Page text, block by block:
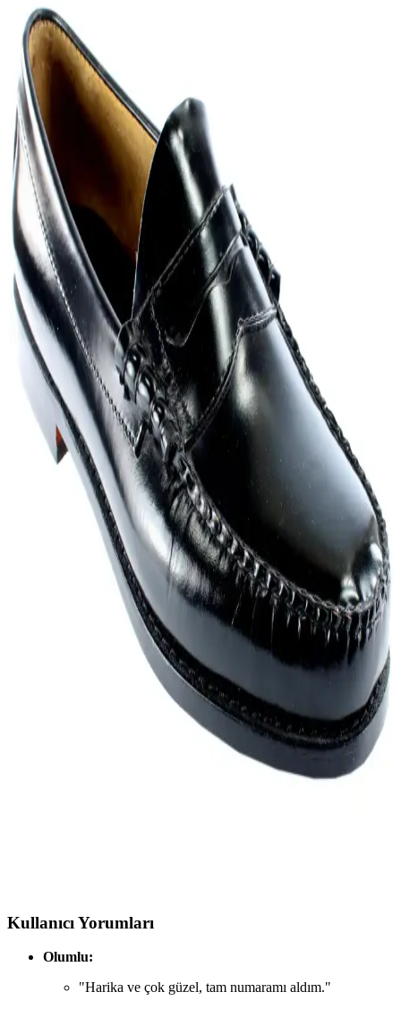
detaylandırılır.
Beyaz Spor Ayakkabılar Dışında Yazlık Erkek
Ayakkabılarında Renk ve Model Alternatifleri
Yazlık erkek ayakkabılarında beyaz spor ayakkabılar dışındaki
lacivert, kahverengi, süet loaferlar, boat shoes, espadriller ve kanvas
sneakerlar konfor ve şıklık sunar. Nefes alabilen malzemeler tercih
edilmelidir.
Koyu Renk Pantolon ve Gömlekle Uyumlu İş
Ortamı Spor Ayakkabı Seçenekleri
Koyu renk pantolon ve gömlekle uyumlu spor ayakkabı seçimi iş
ortamında konfor ve şıklığı bir arada sunar. Beyaz, gri ve koyu
tonlarda sade modeller, New Balance ve Adidas gibi markalar öne
çıkar.
Düz Tabanlılar İçin İlkbahar ve Yaz Aylarında
Rahat ve Destekleyici Ayakkabı Seçenekleri
Düz tabanlılar için ilkbahar ve yaz aylarında konforlu, destekleyici
ve şık ayakkabı seçenekleri; sandalet, loafer ve mary jane
modelleriyle ayak sağlığını korurken stil sunar.
Loafer Ayakkabılar: Modeller, Renk Seçenekleri ve
Stil Uyum Önerileri
Loafer ayakkabılar, erkek modasında rahatlık ve çok yönlülüğü bir
araya getirir. Süet ve mat modeller, bordo ve kahverengi tonlarıyla
farklı kombinlere uyum sağlar. Doğru uyum ve stil için ipuçları
Erkek Ayakkabı Çeşitleri ve Trendler: Günlük,
Resmi ve Spor Modelleri Rehberi
Erkek ayakkabıları, tarzınıza uygun modeller ve güncel trendler ile
günlük, resmi ve spor kullanımlarına göre detaylı seçenekler sunar.
Rugan Loafer Erkek Ayakkabısı: Klasik ve Modern
Tarzların Şık Buluşması
Rugan loafer ayakkabılar, şıklık ve konforu bir araya getirerek erkek
modasında vazgeçilmez bir seçenek haline gelir. Dayanıklı malzeme
ve şık tasarımlarıyla her ortamda tarzınızı yansıtmanızı sağlar.
Kullanıcı Yorumları
Olumlu:
"Harika ve çok güzel, tam numaramı aldım."